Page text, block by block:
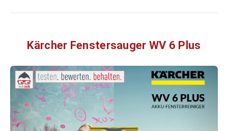
Kärcher Fenstersauger WV 6 Plus